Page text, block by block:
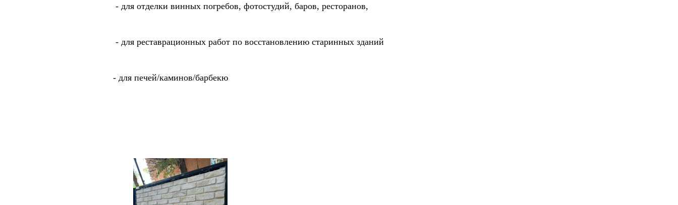
- для отделки винных погребов, фотостудий, баров, ресторанов,
- для реставрационных работ по восстановлению старинных зданий
- для печей/каминов/барбекю